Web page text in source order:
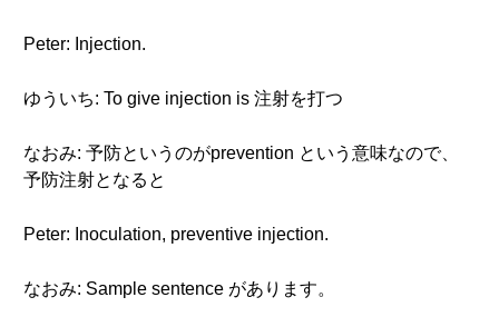
Peter: Injection.
ゆういち: To give injection is 注射を打つ
なおみ: 予防というのがprevention という意味なので、
予防注射となると
Peter: Inoculation, preventive injection.
なおみ: Sample sentence があります。